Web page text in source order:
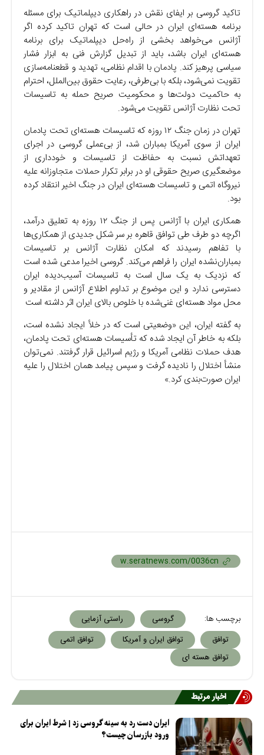
تاکید گروسی بر ایفای نقش در راهکاری دیپلماتیک برای مسئله
برنامه هسته‌ای ایران در حالی است که تهران تاکید کرده اگر
آژانس می‌خواهد بخشی از راه‌حل دیپلماتیک برای برنامه
هسته‌ای ایران باشد، باید از تبدیل گزارش فنی به ابزار فشار
سیاسی پرهیز کند. پادمان با اقدام نظامی، تهدید و قطعنامه‌سازی
تقویت نمی‌شود، بلکه با بی‌طرفی، رعایت حقوق بین‌الملل، احترام
به حاکمیت دولت‌ها و محکومیت صریح حمله به تاسیسات
تحت نظارت آژانس تقویت می‌شود.
تهران در زمان جنگ ۱۲ روزه که تاسیسات هسته‌ای تحت پادمان
ایران از سوی آمریکا بمباران شد، از بی‌عملی گروسی در اجرای
تعهداتش نسبت به حفاظت از تاسیسات و خودداری از
موضعگیری صریح حقوقی او در برابر تکرار حملات متجاوزانه علیه
نیروگاه اتمی و تاسیسات هسته‌ای ایران در جنگ اخیر انتقاد کرده
بود.
همکاری ایران با آژانس پس از جنگ ۱۲ روزه به تعلیق درآمد،
اگرچه دو طرف طی توافق قاهره بر سر شکل جدیدی از همکاری‌ها
با تفاهم رسیدند که امکان نظارت آژانس بر تاسیسات
بمباران‌نشده ایران را فراهم می‌کند. گروسی اخیرا مدعی شده است
که نزدیک به یک سال است به تاسیسات آسیب‌دیده ایران
دسترسی ندارد و این موضوع بر تداوم اطلاع آژانس از مقادیر و
محل مواد هسته‌ای غنی‌شده با خلوص بالای ایران اثر داشته است
به گفته ایران، این «وضعیتی است که در خلأ ایجاد نشده است،
بلکه به خاطر آن ایجاد شده که تأسیسات هسته‌ای تحت پادمان،
هدف حملات نظامی آمریکا و رژیم اسرائیل قرار گرفتند. نمی‌توان
منشأ اختلال را نادیده گرفت و سپس پیامد همان اختلال را علیه
ایران صورت‌بندی کرد.»
برچسب ها: گروسی
راستی آزمایی
توافق
توافق ایران و آمریکا
توافق اتمی
توافق هسته ای
اخبار مرتبط
ایران دست رد به سینه گروسی زد | شرط ایران برای
ورود بازرسان چیست؟